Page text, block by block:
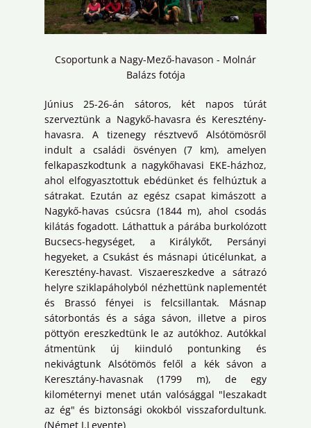
Csoportunk a Nagy-Mező-havason - Molnár
Balázs fotója
Június 25-26-án sátoros, két napos túrát
szerveztünk a Nagykő-havasra és Keresztény-
havasra. A tizenegy résztvevő Alsótömösről
indult a családi ösvényen (7 km), amelyen
felkapaszkodtunk a nagykőhavasi EKE-házhoz,
ahol elfogyasztottuk ebédünket és felhúztuk a
sátrakat. Ezután az egész csapat kimászott a
Nagykő-havas csúcsra (1844 m), ahol csodás
kilátás fogadott. Láthattuk a párába burkolózott
Bucsecs-hegységet, a Királykőt, Persányi
hegyeket, a Csukást és másnapi úticélunkat, a
Keresztény-havast. Viszaereszkedve a sátrazó
helyre sziklapáholyból nézhettünk naplementét
és Brassó fényei is felcsillantak. Másnap
sátorbontás és a sága sávon, illetve a piros
pöttyön ereszkedtünk le az autókhoz. Autókkal
átmentünk új kiinduló pontunking és
nekivágtunk Alsótömös felől a kék sávon a
Keresztány-havasnak (1799 m), de egy
kilométernyi menet után valósággal "leszakadt
az ég" és biztonsági okokból visszafordultunk.
(Német J.Levente)